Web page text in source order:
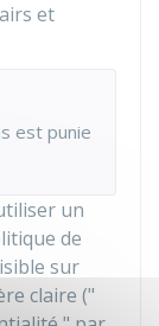
et
est punie
un
de
sur
claire ("